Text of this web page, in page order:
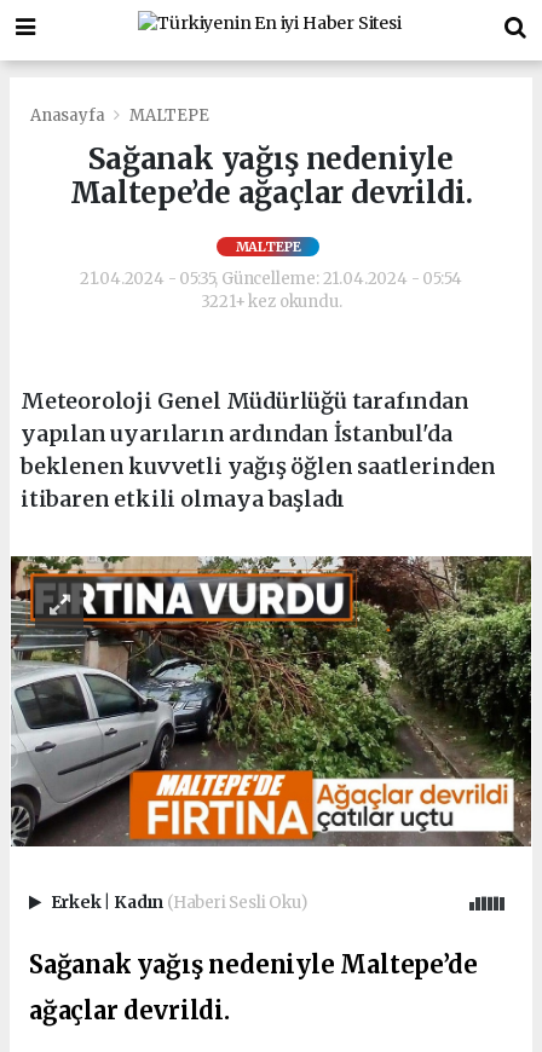
Anasayfa MALTEPE
Sağanak yağış nedeniyle
Maltepe’de ağaçlar devrildi.
MALTEPE
21.04.2024 - 05:35, Güncelleme: 21.04.2024 - 05:54
3221+ kez okundu.
Meteoroloji Genel Müdürlüğü tarafından
yapılan uyarıların ardından İstanbul'da
beklenen kuvvetli yağış öğlen saatlerinden
itibaren etkili olmaya başladı
Erkek Kadın (Haberi Sesli Oku)
Sağanak yağış nedeniyle Maltepe’de
ağaçlar devrildi.